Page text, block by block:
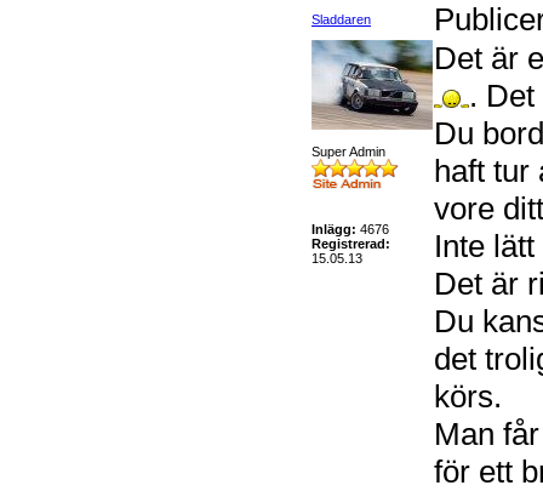
Sladdaren
Super Admin
Inlägg: 4676
Registrerad:
15.05.13
Det är
.
Du
haft tur
vore
Inte
Det är
Du
det
körs.
Man
för ett